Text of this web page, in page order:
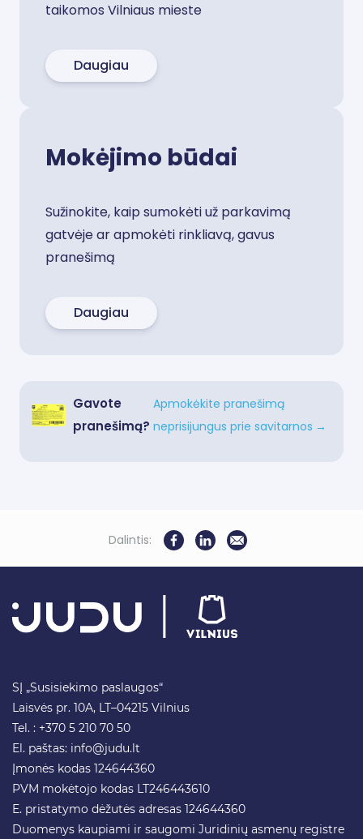
taikomos Vilniaus mieste
Daugiau
Mokėjimo būdai
Sužinokite, kaip sumokėti už parkavimą
gatvėje ar apmokėti rinkliavą, gavus
pranešimą
Daugiau
Gavote
pranešimą?
Apmokėkite pranešimą
neprisijungus prie savitarnos →
Dalintis:
SĮ „Susisiekimo paslaugos“
Laisvės pr. 10A, LT–04215 Vilnius
Tel. : +370 5 210 70 50
El. paštas: info@judu.lt
Įmonės kodas 124644360
PVM mokėtojo kodas LT246443610
E. pristatymo dėžutės adresas 124644360
Duomenys kaupiami ir saugomi Juridinių asmenų registre